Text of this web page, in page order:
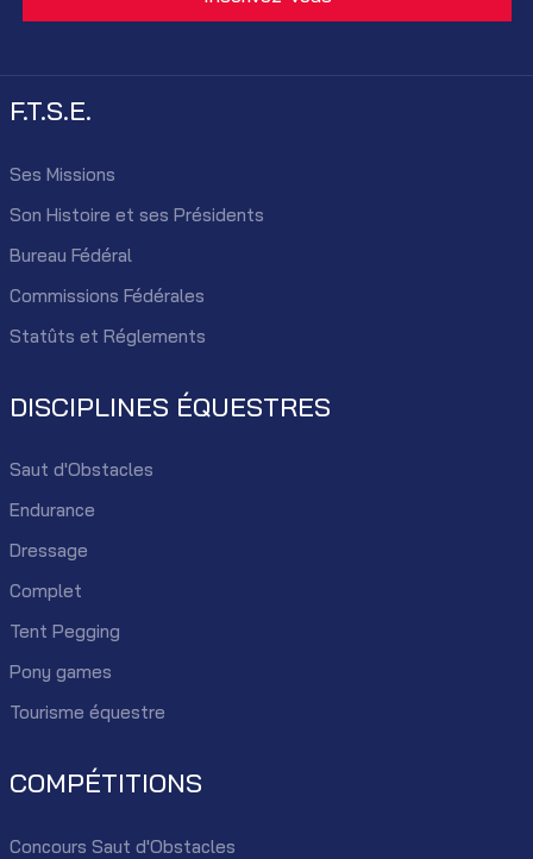
F.T.S.E.
Ses Missions
Son Histoire et ses Présidents
Bureau Fédéral
Commissions Fédérales
Statûts et Réglements
DISCIPLINES ÉQUESTRES
Saut d'Obstacles
Endurance
Dressage
Complet
Tent Pegging
Pony games
Tourisme équestre
COMPÉTITIONS
Concours Saut d'Obstacles